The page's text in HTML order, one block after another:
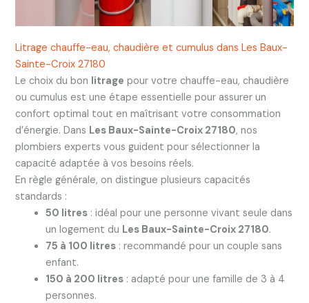
Litrage chauffe-eau, chaudière et cumulus dans Les Baux-
Sainte-Croix 27180
Le choix du bon litrage pour votre chauffe-eau, chaudière
ou cumulus est une étape essentielle pour assurer un
confort optimal tout en maîtrisant votre consommation
d’énergie. Dans Les Baux-Sainte-Croix 27180, nos
plombiers experts vous guident pour sélectionner la
capacité adaptée à vos besoins réels.
En règle générale, on distingue plusieurs capacités
standards :
50 litres: idéal pour une personne vivant seule dans
un logement du Les Baux-Sainte-Croix 27180.
75 à 100 litres: recommandé pour un couple sans
enfant.
150 à 200 litres: adapté pour une famille de 3 à 4
personnes.